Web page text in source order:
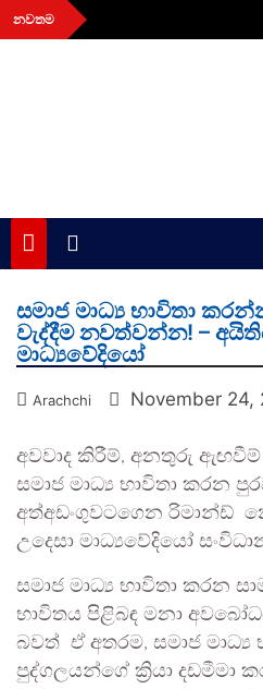
Skip
to
නවතම
aithiya
Human Rights News
සමාජ මාධ්‍ය භාවිතා
වැද්දීම නවත්වන්න! –
මාධ්‍යවේදියෝ
Arachchi November 24,
අවවාද කිරීම්, අනතුරු ඇඟවීම්
සමාජ මාධ්‍ය භාවිතා කරන
අත්අඩංගුවටගෙන රිමාන්ඩ්
උදෙසා මාධ්‍යවේදියෝ
සමාජ මාධ්‍ය භාවිතා කරන
භාවිතය පිළිබඳ මනා
බවත් ඒ අතරම, සමාජ මාධ්‍ය
පුද්ගලයන්ගේ ක්‍රියා දඩමීමා